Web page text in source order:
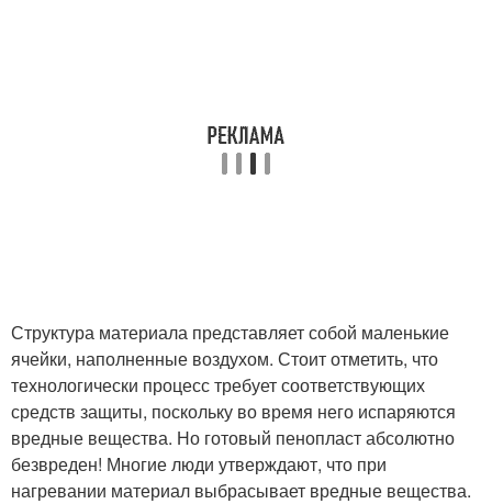
Структура материала представляет собой маленькие
ячейки, наполненные воздухом. Стоит отметить, что
технологически процесс требует соответствующих
средств защиты, поскольку во время него испаряются
вредные вещества. Но готовый пенопласт абсолютно
безвреден! Многие люди утверждают, что при
нагревании материал выбрасывает вредные вещества.